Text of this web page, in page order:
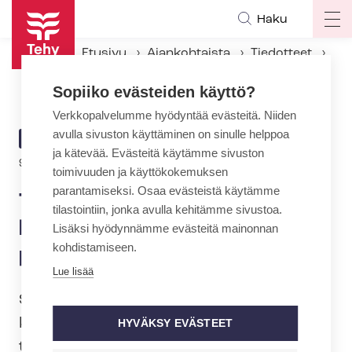
Hyppää
pääsisältöön
Haku
Etusivu Ajankohtaista
Tiedotteet
ARTIKKELIN
KATEGORIA
TIEDOTE
9.2.2022 | 11:00
Tehy ja SuPer: Sote-alan
kriisiin ratkaisuksi
pelastusohjelma
Suomen sosiaali- ja terveydenhuolto on
kriisissä. Vakava hoitajapula on käynyt
toteen ja pandemia on kiihdyttänyt sitä.
Sopiiko evästeiden käyttö?
Verkkopalvelumme hyödyntää evästeitä. Niiden
avulla sivuston käyttäminen on sinulle helppoa
ja kätevää. Evästeitä käytämme sivuston
toimivuuden ja käyttökokemuksen
parantamiseksi. Osaa evästeistä käytämme
tilastointiin, jonka avulla kehitämme sivustoa.
Lisäksi hyödynnämme evästeitä mainonnan
kohdistamiseen.
Lue lisää
HYVÄKSY EVÄSTEET